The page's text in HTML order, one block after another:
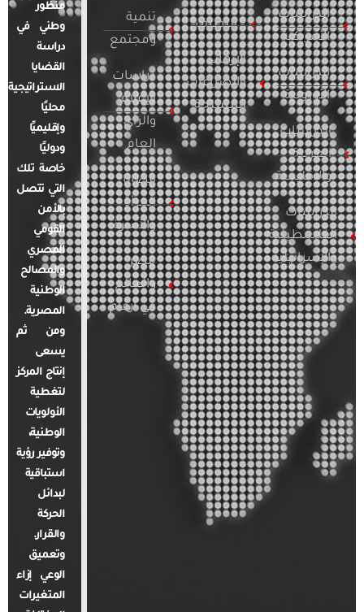
الدراسات
الأمريكية
الدراسات
الأوروبية
الدراسات
العربية
والإقليمية
الدراسات
الفلسطينية
والإسرائيلية
التطرف
الإرهاب
والصراعات
المسلحة
تنمية
ومجتمع
دراسات
الإعلام
والرأي
العام
قضايا
المرأة
والأسرة
مصر
والعالم
في أرقام
منظور
وطني في
دراسة
القضايا
الاستراتيجية
محليًا
وإقليميًا
ودوليًا
خاصة تلك
التي تتصل
بالأمن
القومي
المصري
والمصالح
الوطنية
المصرية.
ومن ثم
يسعى
إنتاج المركز
لتغطية
الأولويات
الوطنية،
وتوفير رؤية
استباقية
لبدائل
الحركة
والقرار.
وتعميق
الوعي إزاء
المتغيرات